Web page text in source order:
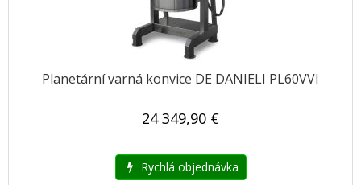
Planetární varná konvice DE DANIELI PL60VVI
24 349,90 €
Rychlá objednávka